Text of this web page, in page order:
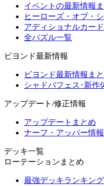
イベントの最新情報
ヒーローズ・オブ・
アディショナルカー
全パズル一覧
ビヨンド最新情報
ビヨンド最新情報ま
シャドバフェス･新作
アップデート/修正情報
アップデートまとめ
ナーフ・アッパー情
デッキ一覧
ローテーションまとめ
最強デッキランキング